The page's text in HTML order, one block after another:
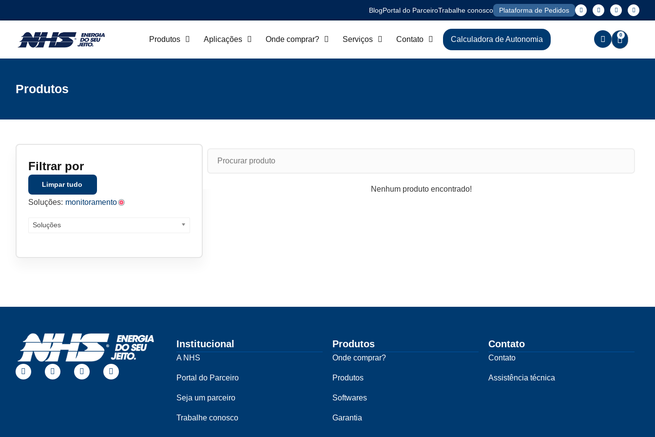
BlogPortal do ParceiroTrabalhe conosco Plataforma de Pedidos
Produtos Aplicações Onde comprar? Serviços Contato Calculadora de Autonomia
0
Produtos
Filtrar por
Limpar tudo
Soluções: monitoramento
Soluções
Nenhum produto encontrado!
Institucional
A NHS
Portal do Parceiro
Seja um parceiro
Trabalhe conosco
Produtos
Onde comprar?
Produtos
Softwares
Garantia
Contato
Contato
Assistência técnica